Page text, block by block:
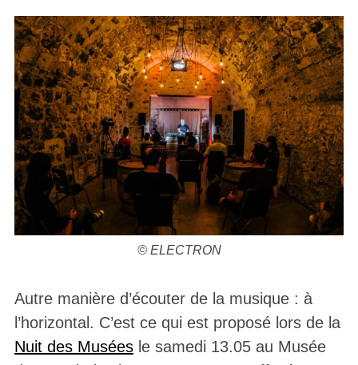
© ELECTRON
Autre manière d’écouter de la musique : à
l’horizontal. C’est ce qui est proposé lors de la
Nuit des Muséesle samedi 13.05 au Musée